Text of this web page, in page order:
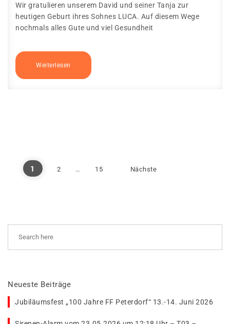
Wir gratulieren unserem David und seiner Tanja zur
heutigen Geburt ihres Sohnes LUCA. Auf diesem Wege
nochmals alles Gute und viel Gesundheit
Weiterlesen
Seitennummerierung der
1 2 … 15 Nächste
Neueste Beiträge
Jubiläumsfest „100 Jahre FF Peterdorf“ 13.-14. Juni 2026